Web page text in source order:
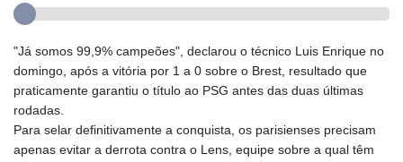
"Já somos 99,9% campeões", declarou o técnico Luis Enrique no
domingo, após a vitória por 1 a 0 sobre o Brest, resultado que
praticamente garantiu o título ao PSG antes das duas últimas
rodadas.
Para selar definitivamente a conquista, os parisienses precisam
apenas evitar a derrota contra o Lens, equipe sobre a qual têm